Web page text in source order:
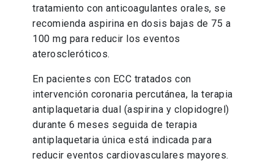
tratamiento con anticoagulantes orales, se
recomienda aspirina en dosis bajas de 75 a
100 mg para reducir los eventos
ateroscleróticos.
En pacientes con ECC tratados con
intervención coronaria percutánea, la terapia
antiplaquetaria dual (aspirina y clopidogrel)
durante 6 meses seguida de terapia
antiplaquetaria única está indicada para
reducir eventos cardiovasculares mayores.